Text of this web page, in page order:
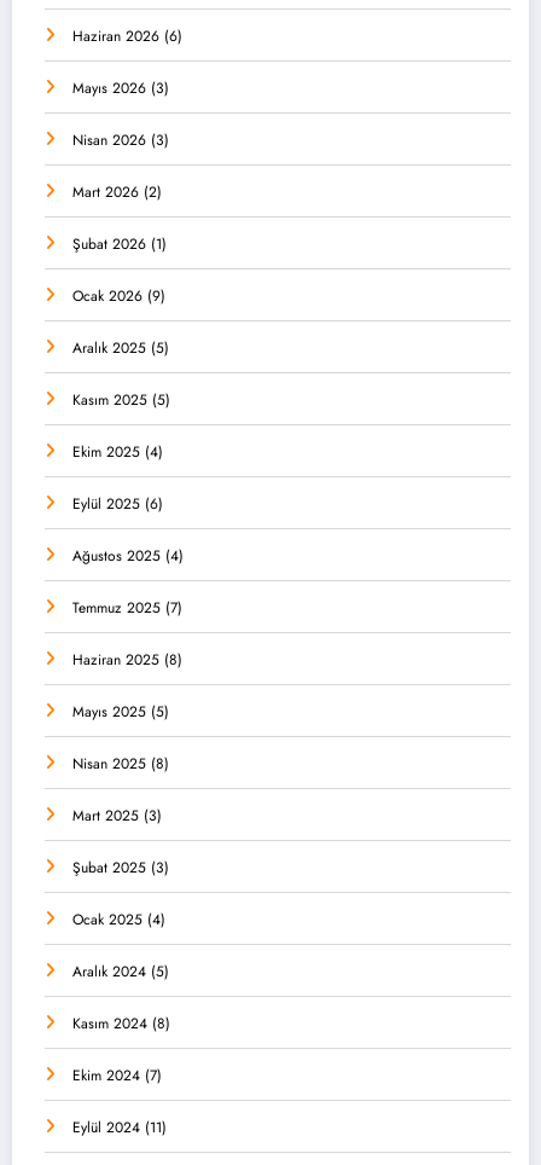
Haziran 2026 (6)
Mayıs 2026 (3)
Nisan 2026 (3)
Mart 2026 (2)
Şubat 2026 (1)
Ocak 2026 (9)
Aralık 2025 (5)
Kasım 2025 (5)
Ekim 2025 (4)
Eylül 2025 (6)
Ağustos 2025 (4)
Temmuz 2025 (7)
Haziran 2025 (8)
Mayıs 2025 (5)
Nisan 2025 (8)
Mart 2025 (3)
Şubat 2025 (3)
Ocak 2025 (4)
Aralık 2024 (5)
Kasım 2024 (8)
Ekim 2024 (7)
Eylül 2024 (11)